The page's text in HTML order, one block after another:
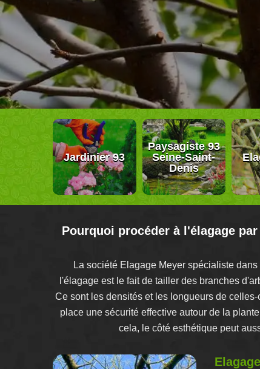
Jardinier 93
Paysagiste 93
Seine-Saint-
Denis
Pourquoi procéder à l'élagage
La société Elagage Meyer spécialiste
l'élagage est le fait de tailler des branches
Ce sont les densités et les longueurs de
place une sécurité effective autour de la
cela, le côté esthétique peut